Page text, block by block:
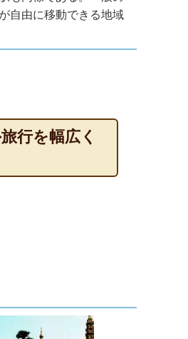
自由に移動できる地域
行を幅広く